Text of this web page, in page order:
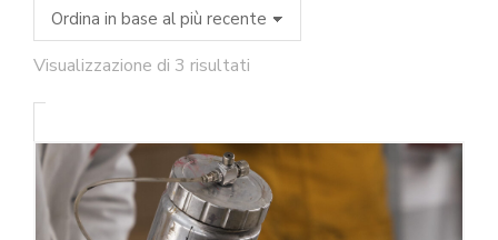
Visualizzazione di 3 risultati